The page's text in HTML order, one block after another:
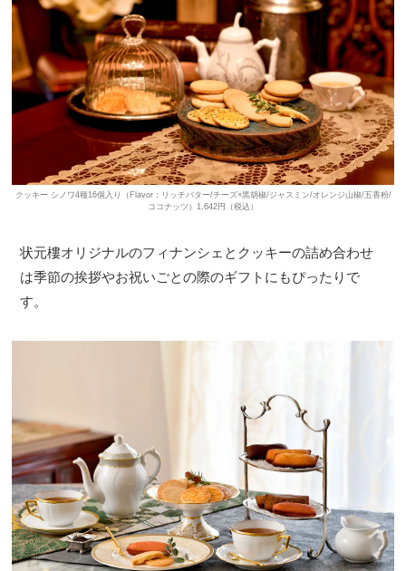
クッキー シノワ4種16個入り（Flavor：リッチバター/チーズ×黒胡椒/ジャスミン/オレンジ山椒/五香粉/
ココナッツ）1,642円（税込）
状元樓オリジナルのフィナンシェとクッキーの詰め合わせ
は季節の挨拶やお祝いごとの際のギフトにもぴったりで
す。